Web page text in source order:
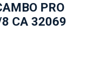
PRO
CA 32069